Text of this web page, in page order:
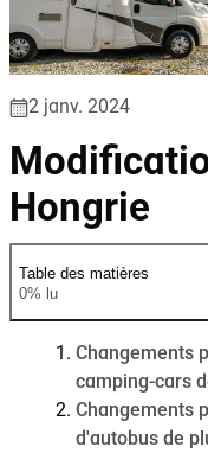
2 janv. 2024
Hongrie
Table des matières
0% lu
Changements
camping-cars
Changements
d'autobus de